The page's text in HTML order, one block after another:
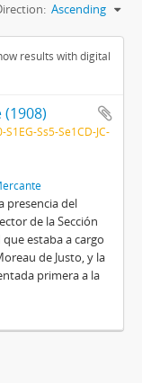
Ascending
results with digital
Ss5-Se1CD-JC-
presencia del
de la Sección
estaba a cargo
de Justo, y la
primera a la